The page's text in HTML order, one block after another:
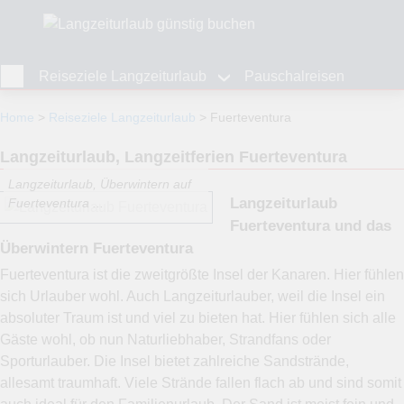
Home Reiseziele Langzeiturlaub Fuerteventura
Langzeiturlaub, Langzeitferien Fuerteventura
Langzeiturlaub, Überwintern auf
Fuerteventura ...
Langzeiturlaub
Fuerteventura und das
Überwintern Fuerteventura
Fuerteventura ist die zweitgrößte Insel der Kanaren. Hier fühlen
sich Urlauber wohl. Auch Langzeiturlauber, weil die Insel ein
absoluter Traum ist und viel zu bieten hat. Hier fühlen sich alle
Gäste wohl, ob nun Naturliebhaber, Strandfans oder
Sporturlauber. Die Insel bietet zahlreiche Sandstrände,
allesamt traumhaft. Viele Strände fallen flach ab und sind somit